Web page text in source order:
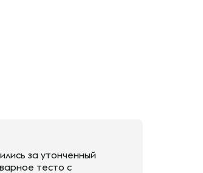
за утонченный
тесто с